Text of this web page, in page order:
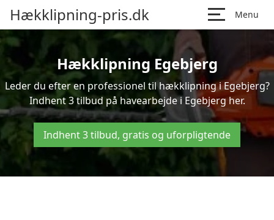
Hækklipning-pris.dk Menu
Hækklipning Egebjerg
Leder du efter en professionel til hækklipning i Egebjerg?
Indhent 3 tilbud på havearbejde i Egebjerg her.
Indhent 3 tilbud, gratis og uforpligtende